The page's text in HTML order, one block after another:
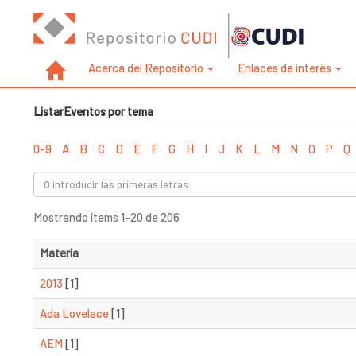
Acerca del Repositorio Enlaces de interés
ListarEventos por tema
0-9 A B C D E F G H I J K L M N O P Q
Mostrando ítems 1-20 de 206
Materia
2013 [1]
Ada Lovelace[1]
AEM[1]